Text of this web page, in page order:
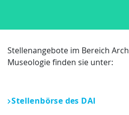
Stellenangebote im Bereich
Museologie finden sie unter:
Stellenbörse des DAI